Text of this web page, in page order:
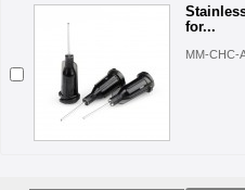
for...
MM-CHC-